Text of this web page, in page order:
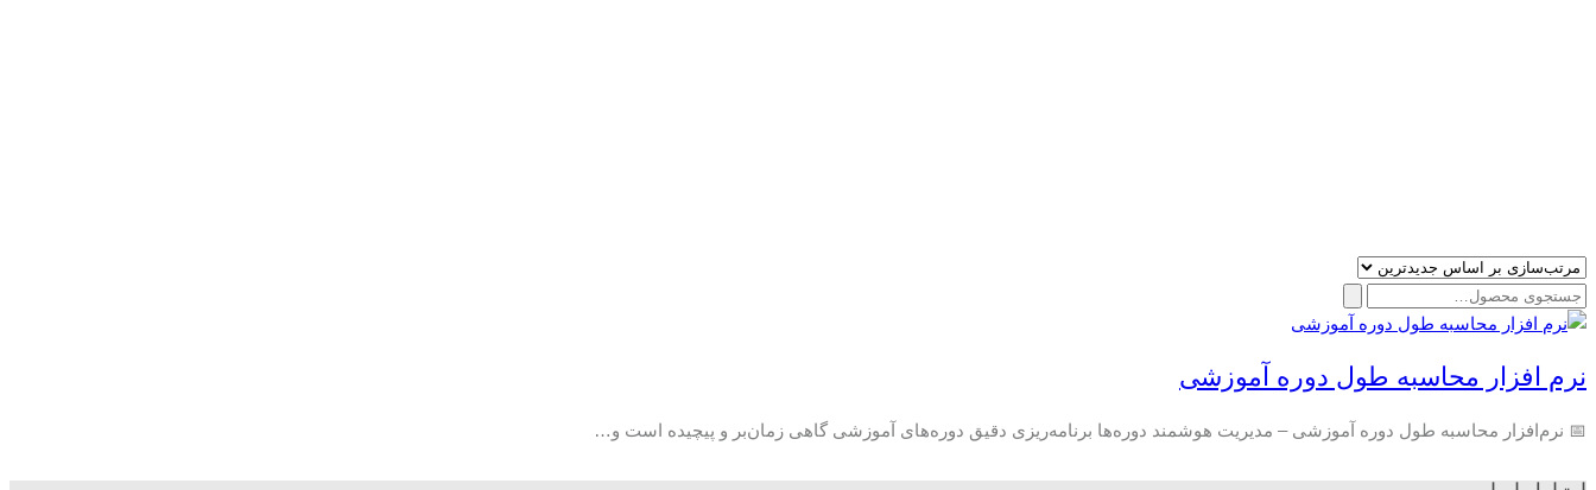
جستجو
برای:
نرم افزار محاسبه طول دوره آموزشی
📅 نرم‌افزار محاسبه طول دوره آموزشی – مدیریت هوشمند دوره‌ها برنامه‌ریزی دقیق دوره‌های آموزشی گاهی زمان‌بر و پیچیده است و…